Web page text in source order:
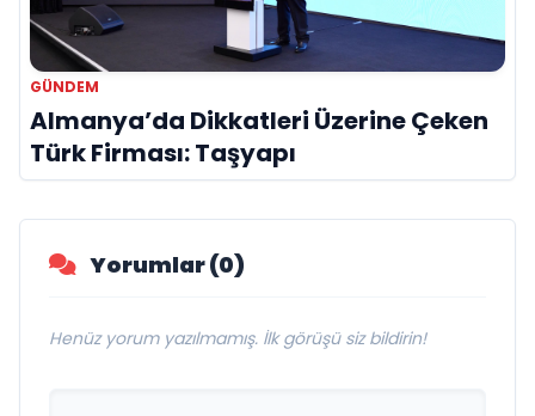
GÜNDEM
Almanya’da Dikkatleri Üzerine Çeken
Türk Firması: Taşyapı
Yorumlar (0)
Henüz yorum yazılmamış. İlk görüşü siz bildirin!